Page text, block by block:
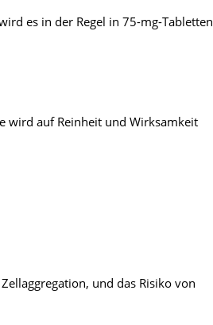
es in der Regel in 75-mg-Tabletten
wird auf Reinheit und Wirksamkeit
und das Risiko von